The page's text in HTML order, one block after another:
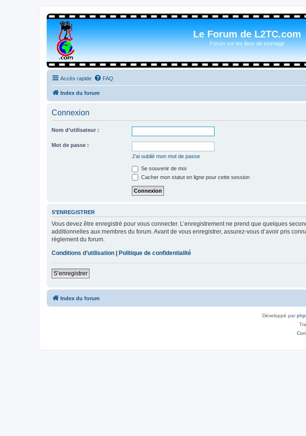
Le Forum de L2TC.com
Forum sur les lieux de tournage
Accès rapide FAQ
Index du forum
Connexion
Nom d’utilisateur :
Mot de passe :
J’ai oublié mon mot de passe
Se souvenir de moi
Cacher mon statut en ligne pour cette session
S’ENREGISTRER
Vous devez être enregistré pour vous connecter. L’enregistrement ne prend que quelques
additionnelles aux membres du forum. Avant de vous enregistrer, assurez-vous d’avoir pris
règlement du forum.
Conditions d’utilisation | Politique de confidentialité
S’enregistrer
Index du forum
Développé par